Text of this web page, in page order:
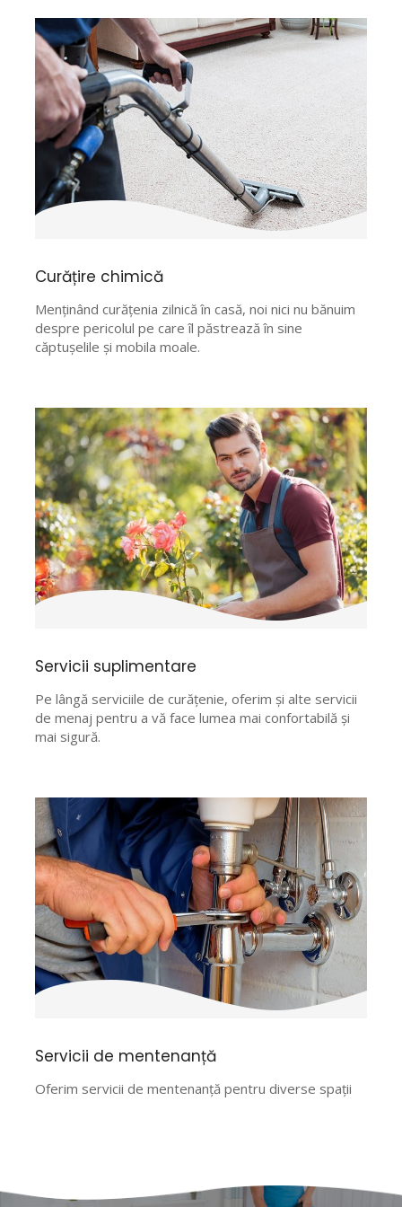
Curățire chimică
Menţinând curăţenia zilnică în casă, noi nici nu bănuim
despre pericolul pe care îl păstrează în sine
căptuşelile şi mobila moale.
Servicii suplimentare
Pe lângă serviciile de curățenie, oferim și alte servicii
de menaj pentru a vă face lumea mai confortabilă și
mai sigură.
Servicii de mentenanță
Oferim servicii de mentenanță pentru diverse spații